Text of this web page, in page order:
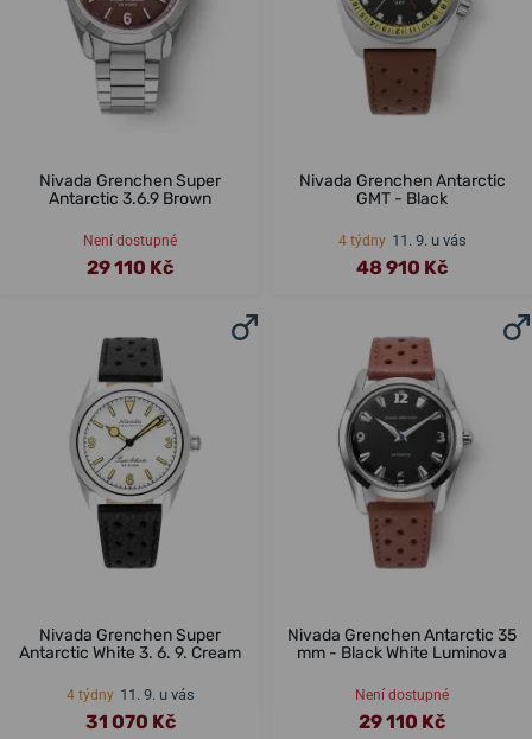
Nivada Grenchen Super
Antarctic 3.6.9 Brown
Není dostupné
29 110 Kč
Nivada Grenchen Antarctic
GMT - Black
4 týdny 11. 9. u vás
48 910 Kč
Nivada Grenchen Super
Antarctic White 3. 6. 9. Cream
4 týdny 11. 9. u vás
31 070 Kč
Nivada Grenchen Antarctic 35
mm - Black White Luminova
Není dostupné
29 110 Kč